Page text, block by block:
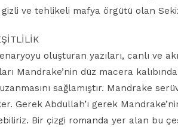
ve tehlikeli mafya örgütü olan
oluşturan yazıları, canlı ve
Mandrake’nin düz macera
sağlamıştır. Mandrake
Gerek Abdullah’ı gerek
Bir çizgi romanda yer alan bu